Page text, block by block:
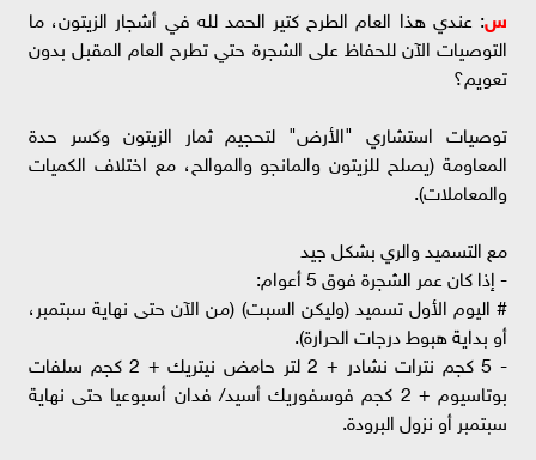
س: عندي هذا العام الطرح كتير الحمد لله في أشجار الزيتون، ما
التوصيات الآن للحفاظ على الشجرة حتي تطرح العام المقبل بدون
تعويم؟
توصيات استشاري "الأرض" لتحجيم ثمار الزيتون وكسر حدة
المعاومة (يصلح للزيتون والمانجو والموالح، مع اختلاف الكميات
والمعاملات).
مع التسميد والري بشكل جيد
- إذا كان عمر الشجرة فوق 5 أعوام:
# اليوم الأول تسميد (وليكن السبت) (من الآن حتى نهاية سبتمبر،
أو بداية هبوط درجات الحرارة).
- 5 كجم نترات نشادر + 2 لتر حامض نيتريك + 2 كجم سلفات
بوتاسيوم + 2 كجم فوسفوريك أسيد/ فدان أسبوعيا حتى نهاية
سبتمبر أو نزول البرودة.